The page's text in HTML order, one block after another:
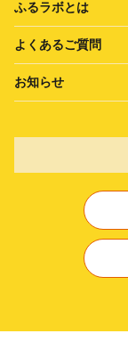
ふるラボとは
よくあるご質問
お知らせ